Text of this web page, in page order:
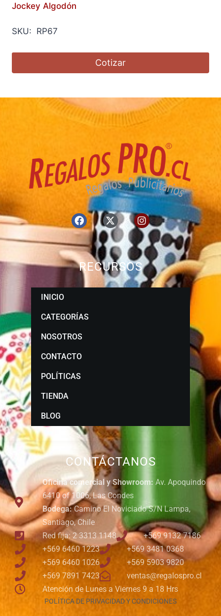
Jockey Algodón
SKU: RP67
Cotizar
CONTÁCTANOS
Oficina comercial y Showroom: Av. Apoquindo
6410 of 1006, Las Condes
Bodega:Camino El Noviciado S/N Lampa,
Santiago, Chile
Red fija: 2 3313 1148
+569 9132 7186
+569 6460 1223
+569 3481 0368
+569 6460 1026
+569 5903 9820
+569 7891 7423
ventas@regalospro.cl
Atención de Lunes a Viernes 9 a 18 Hrs
POLÍTICA DE PRIVACIDAD Y CONDICIONES
RECURSOS
INICIO
CATEGORÍAS
NOSOTROS
CONTACTO
POLÍTICAS
TIENDA
BLOG